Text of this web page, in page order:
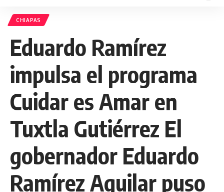
CHIAPAS
Eduardo Ramírez
impulsa el programa
Cuidar es Amar en
Tuxtla Gutiérrez El
gobernador Eduardo
Ramírez Aguilar puso